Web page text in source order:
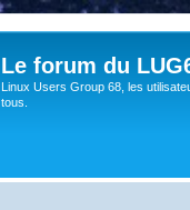
Le forum du
Linux Users Group 68, les
tous.